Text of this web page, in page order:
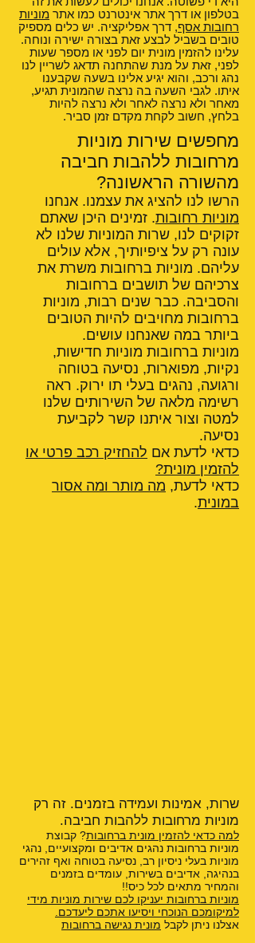
בטלפון או דרך אתר אינטרנט כמו אתר מוניות
רחובות אסף, דרך אפליקציה. יש כלים מספיק
טובים בשביל לבצע זאת בצורה ישירה ונוחה.
עלינו להזמין מונית יום לפני או מספר שעות
לפני, זאת על מנת שהתחנה תדאג לשריין לנו
נהג ורכב, והוא יגיע אלינו בשעה שקבענו
איתו. לגבי השעה בה נרצה שהמונית תגיע,
מאחר ולא נרצה לאחר ולא נרצה להיות
בלחץ, חשוב לקחת מקדם זמן סביר.
מחפשים שירות מוניות
מרחובות ללהבות חביבה
מהשורה הראשונה?
הרשו לנו להציג את עצמנו. אנחנו
מוניות רחובות. זמינים היכן שאתם
זקוקים לנו, שרות המוניות שלנו לא
עונה רק על ציפיותיך, אלא עולים
עליהם. מוניות ברחובות משרת את
צרכיהם של תושבים ברחובות
והסביבה. כבר שנים רבות, מוניות
ברחובות מחויבים להיות הטובים
ביותר במה שאנחנו עושים.
מוניות ברחובות מוניות חדישות,
נקיות, מפוארות, נסיעה בטוחה
ורגועה, נהגים בעלי תו ירוק. ראה
רשימה מלאה של השירותים שלנו
למטה וצור איתנו קשר לקביעת
נסיעה.
כדאי לדעת אם להחזיק רכב פרטי או
להזמין מונית?
כדאי לדעת, מה מותר ומה אסור
במונית.
שרות, אמינות ועמידה בזמנים. זה רק
מוניות מרחובות ללהבות חביבה.
למה כדאי להזמין מונית ברחובות? קבוצת
מוניות ברחובות נהגים אדיבים ומקצועיים, נהגי
מוניות בעלי ניסיון רב, נסיעה בטוחה ואף זהירים
בנהיגה, אדיבים בשירות, עומדים בזמנים
והמחיר מתאים לכל כיס!!
מוניות ברחובות יעניקו לכם שירות מוניות מידי
למיקומכם הנוכחי ויסיעו אתכם ליעדכם.
אצלנו ניתן לקבל מונית נגישה ברחובות